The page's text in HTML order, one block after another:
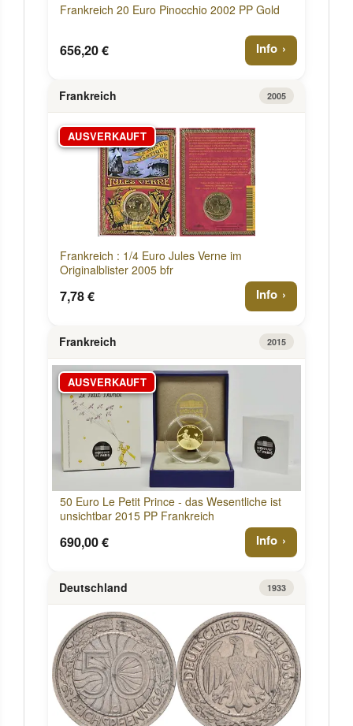
Frankreich 20 Euro Pinocchio 2002 PP Gold
656,20 € Info
Frankreich 2005
AUSVERKAUFT
Frankreich : 1/4 Euro Jules Verne im
Originalblister 2005 bfr
7,78 € Info
Frankreich 2015
AUSVERKAUFT
50 Euro Le Petit Prince - das Wesentliche ist
unsichtbar 2015 PP Frankreich
690,00 € Info
Deutschland 1933